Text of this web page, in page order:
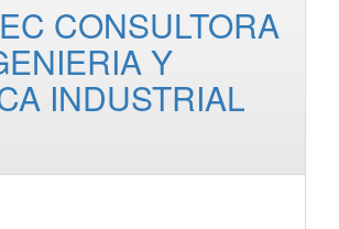
CONSULTORA
Y
INDUSTRIAL